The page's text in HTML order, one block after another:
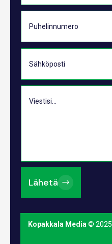
Lähetä
Kopakkala Media© 2025